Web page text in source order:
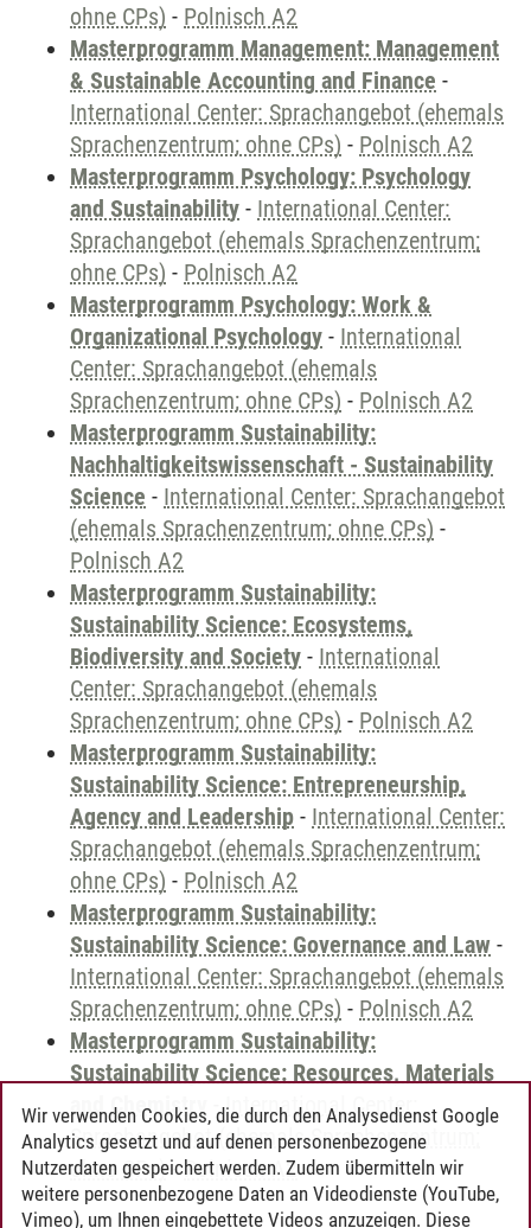
ohne CPs) - Polnisch A2
Masterprogramm Management: Management
& Sustainable Accounting and Finance -
International Center: Sprachangebot (ehemals
Sprachenzentrum; ohne CPs) - Polnisch A2
Masterprogramm Psychology: Psychology
and Sustainability - International Center:
Sprachangebot (ehemals Sprachenzentrum;
ohne CPs) - Polnisch A2
Masterprogramm Psychology: Work &
Organizational Psychology - International
Center: Sprachangebot (ehemals
Sprachenzentrum; ohne CPs) - Polnisch A2
Masterprogramm Sustainability:
Nachhaltigkeitswissenschaft - Sustainability
Science - International Center: Sprachangebot
(ehemals Sprachenzentrum; ohne CPs) -
Polnisch A2
Masterprogramm Sustainability:
Sustainability Science: Ecosystems,
Biodiversity and Society - International
Center: Sprachangebot (ehemals
Sprachenzentrum; ohne CPs) - Polnisch A2
Masterprogramm Sustainability:
Sustainability Science: Entrepreneurship,
Agency and Leadership - International Center:
Sprachangebot (ehemals Sprachenzentrum;
ohne CPs) - Polnisch A2
Masterprogramm Sustainability:
Sustainability Science: Governance and Law -
International Center: Sprachangebot (ehemals
Sprachenzentrum; ohne CPs) - Polnisch A2
Masterprogramm Sustainability:
Sustainability Science: Resources, Materials
and Chemistry -International Center:
Sprachangebot (ehemals Sprachenzentrum;
ohne CPs)-Polnisch A2
Wir verwenden Cookies, die durch den Analysedienst Google
Analytics gesetzt und auf denen personenbezogene
Nutzerdaten gespeichert werden. Zudem übermitteln wir
weitere personenbezogene Daten an Videodienste (YouTube,
Vimeo), um Ihnen eingebettete Videos anzuzeigen. Diese